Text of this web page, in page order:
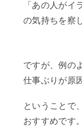
「あの人が
の気持ちを察
ですが、例の
仕事ぶりが原
ということで、
おすすめです。